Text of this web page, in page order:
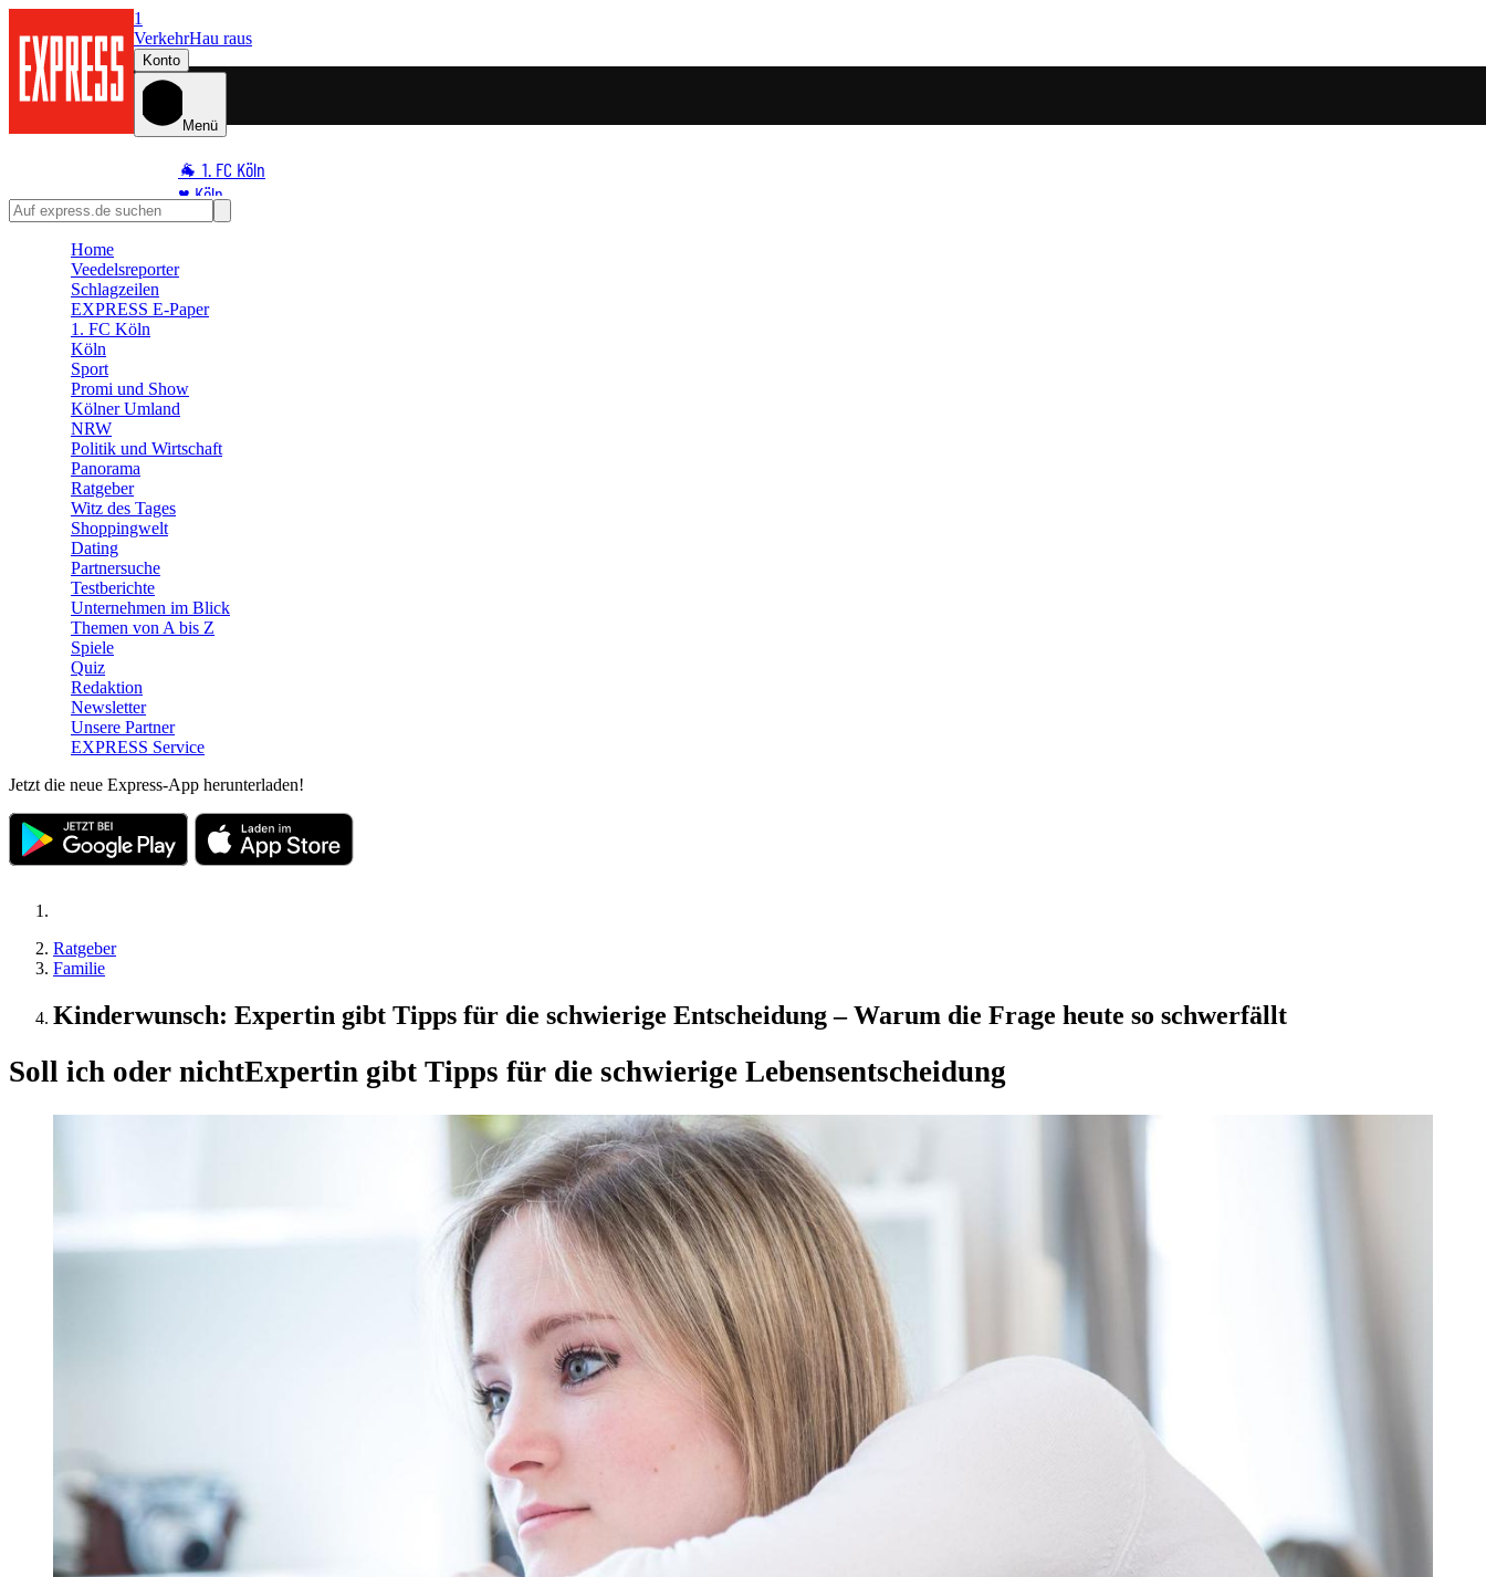
1
VerkehrHau raus
Konto
Menü
🐐 1. FC Köln
♥️ Köln
⭐ Promi
🛒 Shoppingwelt
🧩 Spiele
Home
Veedelsreporter
Schlagzeilen
EXPRESS E-Paper
1. FC Köln
Köln
Sport
Promi und Show
Kölner Umland
NRW
Politik und Wirtschaft
Panorama
Ratgeber
Witz des Tages
Shoppingwelt
Dating
Partnersuche
Testberichte
Unternehmen im Blick
Themen von A bis Z
Spiele
Quiz
Redaktion
Newsletter
Unsere Partner
EXPRESS Service
Jetzt die neue Express-App herunterladen!
Ratgeber
Familie
Kinderwunsch: Expertin gibt Tipps für die schwierige Entscheidung – Warum die Frage heute so schwerfällt
Soll ich oder nichtExpertin gibt Tipps für die schwierige Lebensentscheidung